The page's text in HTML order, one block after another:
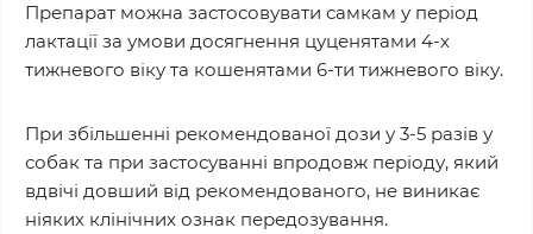
Препарат можна застосовувати самкам у період
лактації за умови досягнення цуценятами 4-х
тижневого віку та кошенятами 6-ти тижневого віку.
При збільшенні рекомендованої дози у 3-5 разів у
собак та при застосуванні впродовж періоду, який
вдвічі довший від рекомендованого, не виникає
ніяких клінічних ознак передозування.